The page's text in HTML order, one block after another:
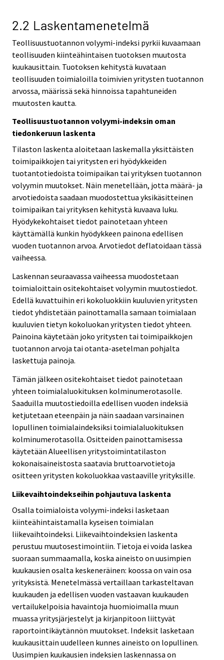
2.2 Laskentamenetelmä
Teollisuustuotannon volyymi-indeksi pyrkii kuvaamaan
teollisuuden kiinteähintaisen tuotoksen muutosta
kuukausittain. Tuotoksen kehitystä kuvataan
teollisuuden toimialoilla toimivien yritysten tuotannon
arvossa, määrissä sekä hinnoissa tapahtuneiden
muutosten kautta.
Teollisuustuotannon volyymi-indeksin oman
tiedonkeruun laskenta
Tilaston laskenta aloitetaan laskemalla yksittäisten
toimipaikkojen tai yritysten eri hyödykkeiden
tuotantotiedoista toimipaikan tai yrityksen tuotannon
volyymin muutokset. Näin menetellään, jotta määrä- ja
arvotiedoista saadaan muodostettua yksikäsitteinen
toimipaikan tai yrityksen kehitystä kuvaava luku.
Hyödykekohtaiset tiedot painotetaan yhteen
käyttämällä kunkin hyödykkeen painona edellisen
vuoden tuotannon arvoa. Arvotiedot deflatoidaan tässä
vaiheessa.
Laskennan seuraavassa vaiheessa muodostetaan
toimialoittain ositekohtaiset volyymin muutostiedot.
Edellä kuvattuihin eri kokoluokkiin kuuluvien yritysten
tiedot yhdistetään painottamalla samaan toimialaan
kuuluvien tietyn kokoluokan yritysten tiedot yhteen.
Painoina käytetään joko yritysten tai toimipaikkojen
tuotannon arvoja tai otanta-asetelman pohjalta
laskettuja painoja.
Tämän jälkeen ositekohtaiset tiedot painotetaan
yhteen toimialaluokituksen kolminumerotasolle.
Saaduilla muutostiedoilla edellisen vuoden indeksiä
ketjutetaan eteenpäin ja näin saadaan varsinainen
lopullinen toimialaindeksiksi toimialaluokituksen
kolminumerotasolla. Ositteiden painottamisessa
käytetään Alueellisen yritystoimintatilaston
kokonaisaineistosta saatavia bruttoarvotietoja
ositteen yritysten kokoluokkaa vastaaville yrityksille.
Liikevaihtoindekseihin pohjautuva laskenta
Osalla toimialoista volyymi-indeksi lasketaan
kiinteähintaistamalla kyseisen toimialan
liikevaihtoindeksi. Liikevaihtoindeksien laskenta
perustuu muutosestimointiin. Tietoja ei voida laskea
suoraan summaamalla, koska aineisto on uusimpien
kuukausien osalta keskeneräinen: koossa on vain osa
yrityksistä. Menetelmässä vertaillaan tarkasteltavan
kuukauden ja edellisen vuoden vastaavan kuukauden
vertailukelpoisia havaintoja huomioimalla muun
muassa yritysjärjestelyt ja kirjanpitoon liittyvät
raportointikäytännön muutokset. Indeksit lasketaan
kuukausittain uudelleen kunnes aineisto on lopullinen.
Uusimpien kuukausien indeksien laskennassa on